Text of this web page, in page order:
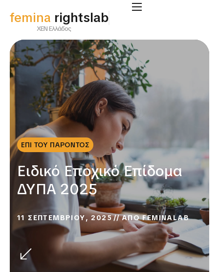
femina rightslab
ΧΕΝ Ελλάδος
ΕΠΙ ΤΟΥ ΠΑΡΟΝΤΟΣ
Ειδικό Εποχικό Επίδομα
ΔΥΠΑ 2025
11 ΣΕΠΤΕΜΒΡΙΟΥ, 2025 ΑΠΟFEMINALAB